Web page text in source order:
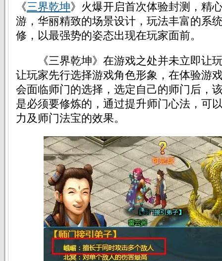
《三界乾坤》火爆开启首次体验封测，精
游，华丽精致的场景设计，玩法丰富的系
修，以最强势的姿态出现在玩家面前。
《三界乾坤》在游戏之处并未立即让
让玩家先行选择游戏角色形象，在体验游
会面临师门的选择，选定自己的师门后，
是必须要修炼的，通过提升师门心法，可
力及师门法宝的效果。